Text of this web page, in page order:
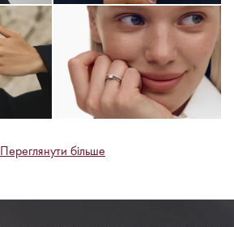
Переглянути більше